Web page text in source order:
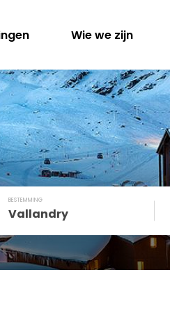
Wie we zijn
BESTEMMING
Vallandry
December
MON TUE WED